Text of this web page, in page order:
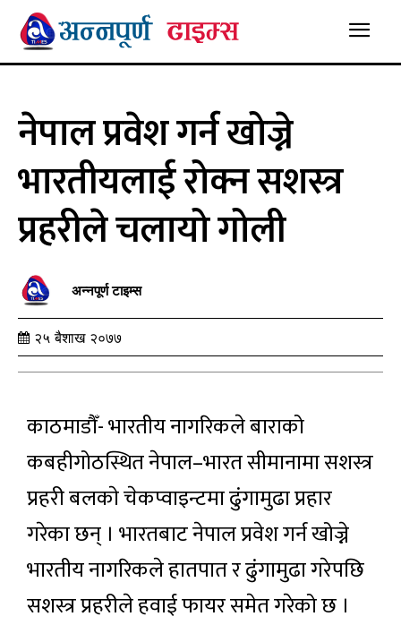
नेपाल प्रवेश गर्न खोज्ने
भारतीयलाई रोक्न सशस्त्र
प्रहरीले चलायो गोली
अन्नपूर्ण टाइम्स
२५ बैशाख २०७७
काठमाडौँ- भारतीय नागरिकले बाराको
कबहीगोठस्थित नेपाल–भारत सीमानामा सशस्त्र
प्रहरी बलकाे चेकप्वाइन्टमा ढुंगामुढा प्रहार
गरेका छन् । भारतबाट नेपाल प्रवेश गर्न खोज्ने
भारतीय नागरिकले हातपात र ढुंगामुढा गरेपछि
सशस्त्र प्रहरीले हवाई फायर समेत गरेको छ ।